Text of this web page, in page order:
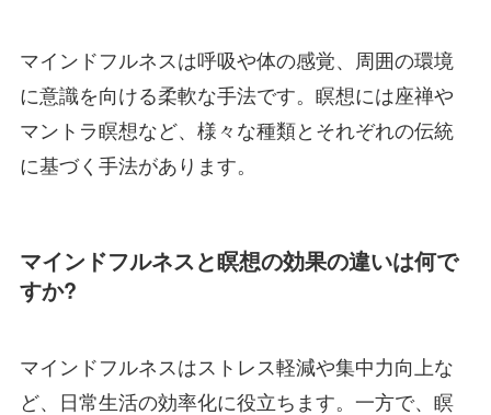
マインドフルネスは呼吸や体の感覚、周囲の環境
に意識を向ける柔軟な手法です。瞑想には座禅や
マントラ瞑想など、様々な種類とそれぞれの伝統
に基づく手法があります。
マインドフルネスと瞑想の効果の違いは何で
すか?
マインドフルネスはストレス軽減や集中力向上な
ど、日常生活の効率化に役立ちます。一方で、瞑